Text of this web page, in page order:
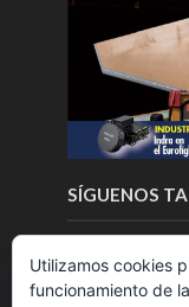
SÍGUENOS
Utilizamos cookies
funcionamiento de